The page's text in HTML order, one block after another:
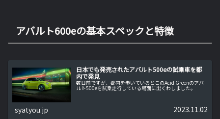
アバルト600eの基本スペックと特徴
日本でも発売されたアバルト500eの試乗車を都
内で発見
数日前ですが、都内を歩いているとこのAcid Greenのアバ
ルト500eを試乗走行している場面に出くわしました。
syatyou.jp 2023.11.02